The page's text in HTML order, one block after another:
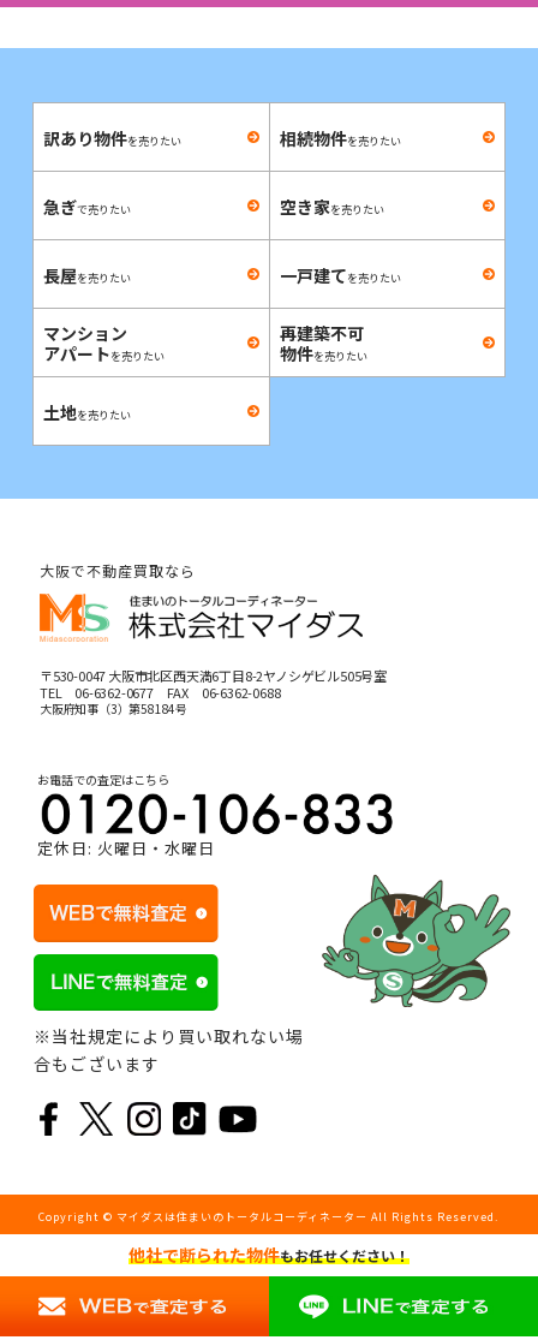
訳あり物件を売りたい 相続物件を売りたい
急ぎで売りたい 空き家を売りたい
長屋を売りたい 一戸建てを売りたい
マンション
アパートを売りたい
再建築不可
物件を売りたい
土地を売りたい
他社で断られた物件もお任せください！
大阪で不動産買取なら
〒530-0047 大阪市北区西天満6丁目8-2ヤノシゲビル505号室
TEL 06-6362-0677FAX 06-6362-0688
大阪府知事（3）第58184号
お電話での査定はこちら
定休日: 火曜日・水曜日
※当社規定により買い取れない場
合もございます
Copyright © マイダスは住まいのトータルコーディネーター All Rights Reserved.